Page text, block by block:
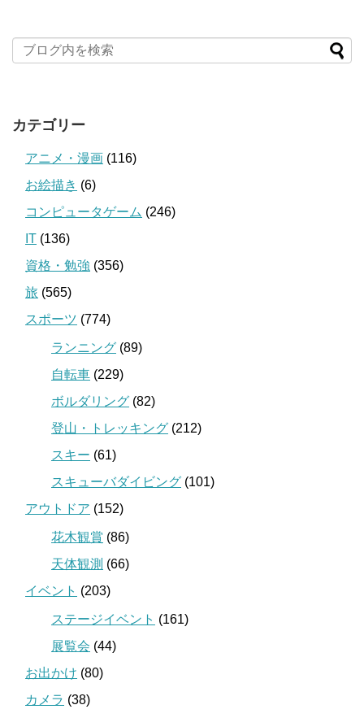
カテゴリー
アニメ・漫画 (116)
お絵描き (6)
コンピュータゲーム (246)
IT (136)
資格・勉強 (356)
旅 (565)
スポーツ (774)
ランニング (89)
自転車 (229)
ボルダリング (82)
登山・トレッキング (212)
スキー (61)
スキューバダイビング (101)
アウトドア (152)
花木観賞 (86)
天体観測 (66)
イベント (203)
ステージイベント (161)
展覧会 (44)
お出かけ (80)
カメラ (38)